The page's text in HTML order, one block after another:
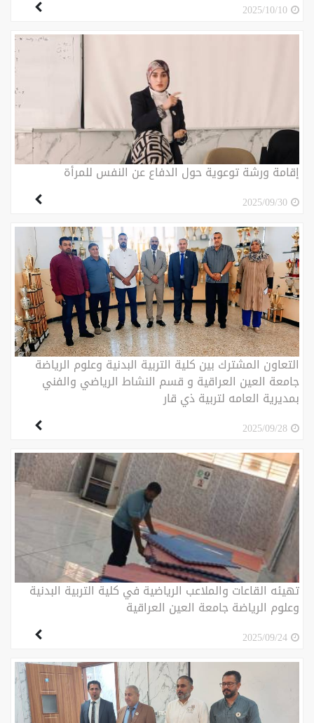
2025/10/10
إقامة ورشة توعوية حول الدفاع عن النفس للمرأة
2025/09/30
التعاون المشترك بين كلية التربية البدنية وعلوم الرياضة
جامعة العين العراقية و قسم النشاط الرياضي والفني
بمديرية العامه لتربية ذي قار
2025/09/28
تهيئه القاعات والملاعب الرياضية في كلية التربية البدنية
وعلوم الرياضة جامعة العين العراقية
2025/09/24